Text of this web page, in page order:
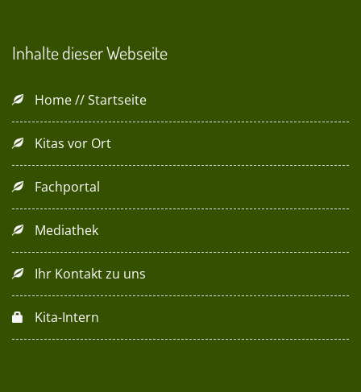
Inhalte dieser Webseite
Home // Startseite
Kitas vor Ort
Fachportal
Mediathek
Ihr Kontakt zu uns
Kita-Intern